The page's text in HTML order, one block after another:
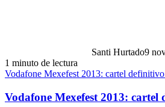
Santi Hurtado9
1 minuto de lectura
Vodafone Mexefest 2013: cartel
Vodafone Mexefest 2013: